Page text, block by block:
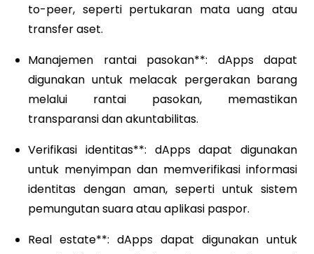
to-peer, seperti pertukaran mata uang atau
transfer aset.
Manajemen rantai pasokan**: dApps dapat
digunakan untuk melacak pergerakan barang
melalui rantai pasokan, memastikan
transparansi dan akuntabilitas.
Verifikasi identitas**: dApps dapat digunakan
untuk menyimpan dan memverifikasi informasi
identitas dengan aman, seperti untuk sistem
pemungutan suara atau aplikasi paspor.
Real estate**: dApps dapat digunakan untuk